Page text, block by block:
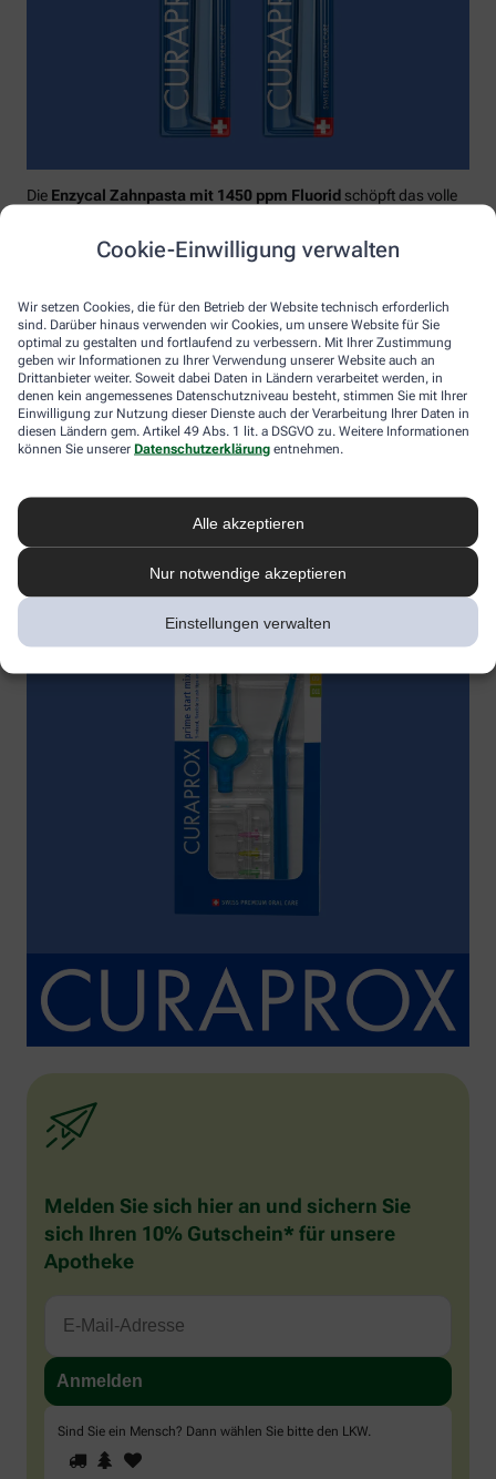
Cookie-Einwilligung verwalten
Wir setzen Cookies, die für den Betrieb der Website technisch erforderlich
sind. Darüber hinaus verwenden wir Cookies, um unsere Website für Sie
optimal zu gestalten und fortlaufend zu verbessern. Mit Ihrer Zustimmung
geben wir Informationen zu Ihrer Verwendung unserer Website auch an
Drittanbieter weiter. Soweit dabei Daten in Ländern verarbeitet werden, in
denen kein angemessenes Datenschutzniveau besteht, stimmen Sie mit Ihrer
Einwilligung zur Nutzung dieser Dienste auch der Verarbeitung Ihrer Daten in
diesen Ländern gem. Artikel 49 Abs. 1 lit. a DSGVO zu. Weitere Informationen
können Sie unserer Datenschutzerklärung entnehmen.
Alle akzeptieren
Nur notwendige akzeptieren
Einstellungen verwalten
Die Enzycal Zahnpasta mit 1450 ppm Fluorid schöpft das volle
Enzymen deine körpereigenen Abwehrkräfte.
Interdentalbürsten „prime“
reinigen den gesamten kritischen
Zahnzwischenraum effektiv und verletzungsfrei: vom
Zahnfleischrand über die konkaven Nischen bis direkt unter die
Kontaktstelle. Selbst kleinste Interdentalräume werden ohne
Verletzungsgefahr behandelt – dank Cural®, dem hauchdünnen
und extrastarken Chirurgendraht, mit dem eine einzige
Reinigungsbewegung ausreicht: einmal rein und raus. Fertig.
Das House of Mouth bündelt dieses Wissen – und macht
Melden Sie sich hier an und sichern Sie
sich Ihren 10% Gutschein* für unsere
Apotheke
Sind Sie ein Mensch? Dann wählen Sie bitte den LKW
Sie
1 2